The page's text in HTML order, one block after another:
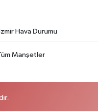
İzmir Hava Durumu
Manşetler